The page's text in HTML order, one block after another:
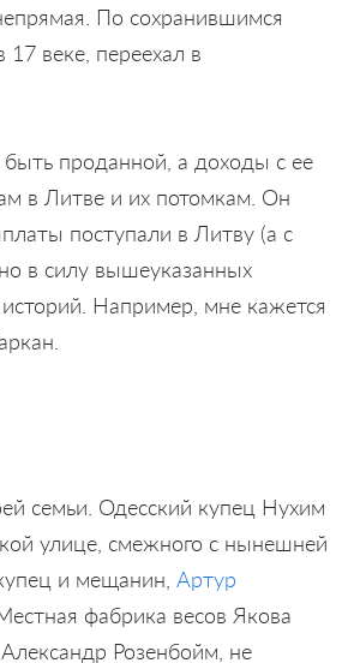
По сохранившимся
веке, переехал в
проданной, а доходы с ее
в Литве и их потомкам. Он
поступали в Литву (а с
в силу вышеуказанных
Например, мне кажется
семьи. Одесский купец Нухим
улице, смежного с нынешней
и мещанин, Артур
фабрика весов Якова
Розенбойм, не